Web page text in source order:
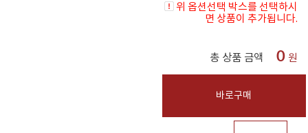
위 옵션선택 박스를 선택하시
면 상품이 추가됩니다.
총 상품 금액 0 원
바로구매